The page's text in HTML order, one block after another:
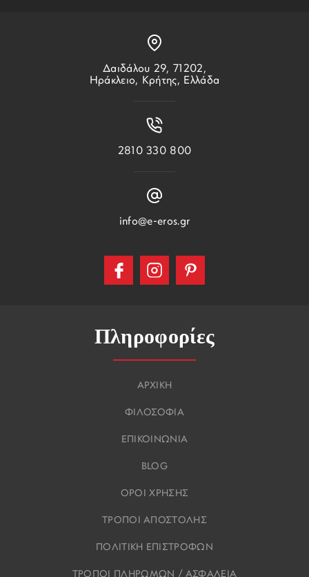
Πληροφορίες
ΑΡΧΙΚΗ
ΦΙΛΟΣΟΦΙΑ
ΕΠΙΚΟΙΝΩΝΙΑ
BLOG
ΟΡΟΙ ΧΡΗΣΗΣ
ΤΡΟΠΟΙ ΑΠΟΣΤΟΛΗΣ
ΠΟΛΙΤΙΚΗ ΕΠΙΣΤΡΟΦΩΝ
ΤΡΟΠΟΙ ΠΛΗΡΩΜΩΝ / ΑΣΦΑΛΕΙΑ
Δαιδάλου 29, 71202,
Ηράκλειο, Κρήτης, Ελλάδα
2810 330 800
info@e-eros.gr